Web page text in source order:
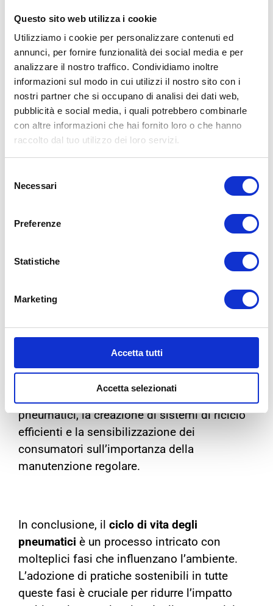
Questo sito web utilizza i cookie
Utilizziamo i cookie per personalizzare contenuti ed
annunci, per fornire funzionalità dei social media e per
analizzare il nostro traffico. Condividiamo inoltre
informazioni sul modo in cui utilizzi il nostro sito con i
nostri partner che si occupano di analisi dei dati web,
pubblicità e social media, i quali potrebbero combinarle
con altre informazioni che hai fornito loro o che hanno
raccolto dal tuo utilizzo dei loro servizi.
delNecessari
Preferenze
Statistiche
Marketing
Accetta tutti
Accetta selezionati
5.RICICLO
Quando glipneumatici non sono più adatti al
riutilizzo, possono essere sottoposti a riciclo
Un metodo comune è la triturazione degli
pneumatici usatiin granuli di gomma, che
gomma o piste da corsa. Alcuni pneumatici
gas. Questi processi riducono i rifiuti e
Una gestione adeguata degli pneumatici è
essenziale perridurre l’impatto ambientale.
Questo implica la ricerca continua di
pneumatici, la creazione di sistemi di riciclo
efficienti e la sensibilizzazione dei
consumatori sull’importanza della
manutenzione regolare.
In conclusione, il ciclo di vita degli
pneumatici è un processo intricato con
molteplici fasi che influenzano l’ambiente.
L’adozione di pratiche sostenibili in tutte
queste fasi è cruciale per ridurre l’impatto